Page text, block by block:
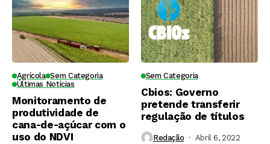
Agrícola Sem Categoria
Últimas Notícias
Monitoramento de
produtividade de
cana-de-açúcar com o
uso do NDVI
Sem Categoria
Cbios: Governo
pretende transferir
regulação de títulos
Redação Abril 6, 2022